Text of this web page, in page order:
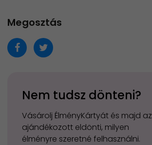
Megosztás
Nem tudsz dönteni?
Vásárolj ÉlményKártyát és majd az
ajándékozott eldönti, milyen
élményre szeretné felhasználni.